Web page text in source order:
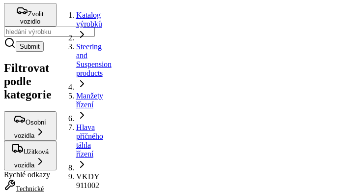
Zvolit
vozidlo
Submit
Filtrovat
podle
kategorie
Osobní
vozidla
Užitková
vozidla
Rychlé odkazy
Technické
Katalog
výrobků
Steering
and
Suspension
products
Manžety
řízení
Hlava
příčného
táhla
řízení
VKDY
911002